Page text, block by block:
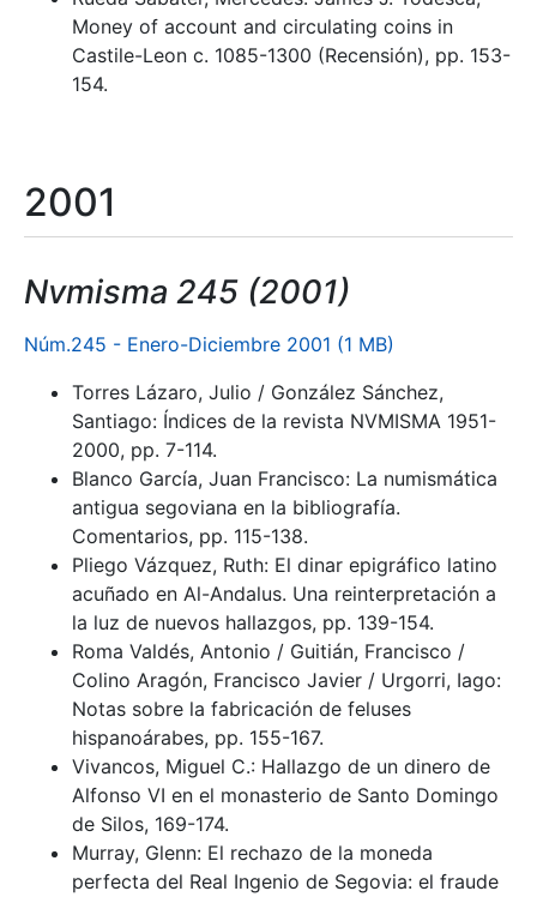
Money of account and circulating coins in
Castile-Leon c. 1085-1300 (Recensión), pp. 153-
154.
2001
Nvmisma 245 (2001)
Núm.245 - Enero-Diciembre 2001 (1 MB)
Torres Lázaro, Julio / González Sánchez,
Santiago: Índices de la revista NVMISMA 1951-
2000, pp. 7-114.
Blanco García, Juan Francisco: La numismática
antigua segoviana en la bibliografía.
Comentarios, pp. 115-138.
Pliego Vázquez, Ruth: El dinar epigráfico latino
acuñado en Al-Andalus. Una reinterpretación a
la luz de nuevos hallazgos, pp. 139-154.
Roma Valdés, Antonio / Guitián, Francisco /
Colino Aragón, Francisco Javier / Urgorri, Iago:
Notas sobre la fabricación de feluses
hispanoárabes, pp. 155-167.
Vivancos, Miguel C.: Hallazgo de un dinero de
Alfonso VI en el monasterio de Santo Domingo
de Silos, 169-174.
Murray, Glenn: El rechazo de la moneda
perfecta del Real Ingenio de Segovia: el fraude